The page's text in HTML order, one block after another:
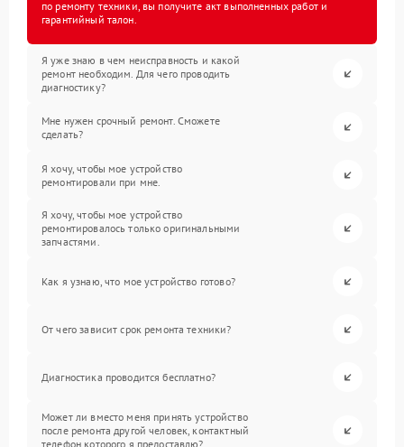
по ремонту техники, вы получите акт выполненных работ и
гарантийный талон.
Я уже знаю в чем неисправность и какой
ремонт необходим. Для чего проводить
диагностику?
Мне нужен срочный ремонт. Сможете
сделать?
Я хочу, чтобы мое устройство
ремонтировали при мне.
Я хочу, чтобы мое устройство
ремонтировалось только оригинальными
запчастями.
Как я узнаю, что мое устройство готово?
От чего зависит срок ремонта техники?
Диагностика проводится бесплатно?
Может ли вместо меня принять устройство
после ремонта другой человек, контактный
телефон которого я предоставлю?